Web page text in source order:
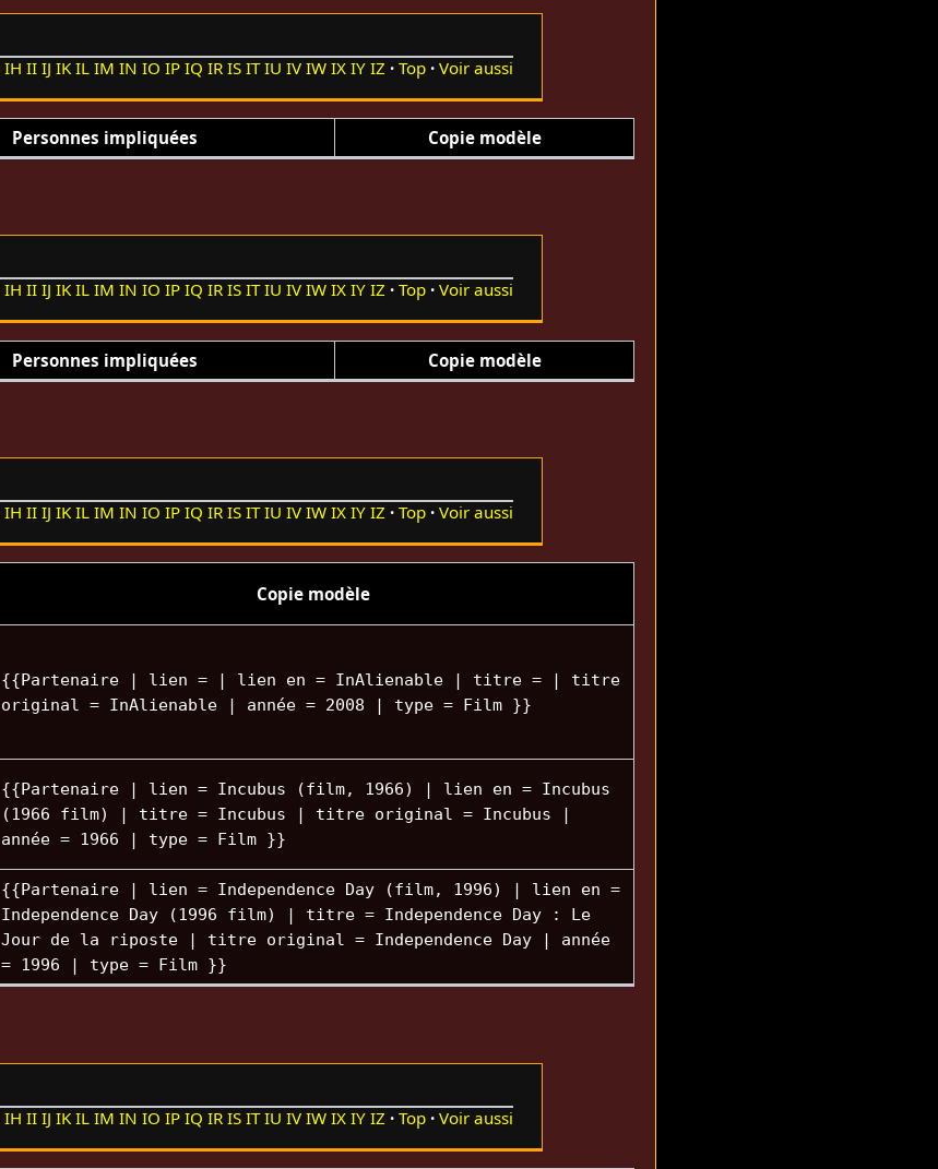
IH II IJ IK IL IM IN IO IP IQ IR IS IT IU IV IW IX IY IZ Top Voir aussi
Personnes impliquées Copie modèle
IH II IJ IK IL IM IN IO IP IQ IR IS IT IU IV IW IX IY IZ Top Voir aussi
Personnes impliquées Copie modèle
IH II IJ IK IL IM IN IO IP IQ IR IS IT IU IV IW IX IY IZ Top Voir aussi
Copie modèle
{{Partenaire | lien = | lien en = InAlienable | titre = | titre
original = InAlienable | année = 2008 | type = Film }}
{{Partenaire | lien = Incubus (film, 1966) | lien en = Incubus
(1966 film) | titre = Incubus | titre original = Incubus |
année = 1966 | type = Film }}
{{Partenaire | lien = Independence Day (film, 1996) | lien en =
Independence Day (1996 film) | titre = Independence Day : Le
Jour de la riposte | titre original = Independence Day | année
= 1996 | type = Film }}
IH II IJ IK IL IM IN IO IP IQ IR IS IT IU IV IW IX IY IZ Top Voir aussi